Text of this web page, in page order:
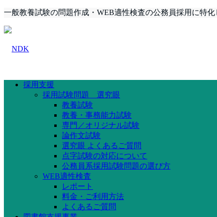
一般教養試験の問題作成・WEB適性検査の公務員採用に特
採用支援
採用試験問題 選究眼
教養試験
教養・事務能力試験
専門／オリジナル試験
論作文試験
選究眼 よくあるご質問
点字試験の対応について
公務員系採用試験問題の選び方
WEB適性検査
レポート
料金・ご利用方法
よくあるご質問